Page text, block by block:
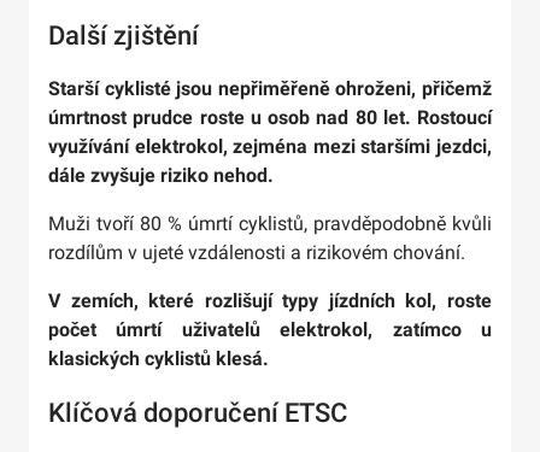
Další zjištění
Starší cyklisté jsou nepřiměřeně ohroženi, přičemž
úmrtnost prudce roste u osob nad 80 let. Rostoucí
využívání elektrokol, zejména mezi staršími jezdci,
dále zvyšuje riziko nehod.
Muži tvoří 80 % úmrtí cyklistů, pravděpodobně kvůli
rozdílům v ujeté vzdálenosti a rizikovém chování.
V zemích, které rozlišují typy jízdních kol, roste
počet úmrtí uživatelů elektrokol, zatímco u
klasických cyklistů klesá.
Klíčová doporučení ETSC